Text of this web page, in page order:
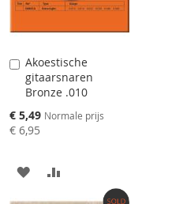
Akoestische
gitaarsnaren
Bronze .010
Speciale
prijs
€ 5,49 Normale prijs
€ 6,95
Aan
winkelwagen
toevoegen
AAN
VERLANGLIJST
TOE